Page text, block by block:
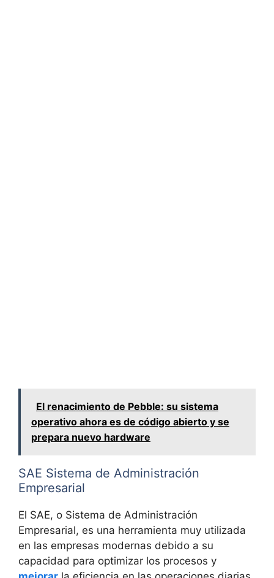
El renacimiento de Pebble: su sistema
operativo ahora es de código abierto y se
prepara nuevo hardware
SAE Sistema de Administración
Empresarial
El SAE, o Sistema de Administración
Empresarial, es una herramienta muy utilizada
en las empresas modernas debido a su
capacidad para optimizar los procesos y